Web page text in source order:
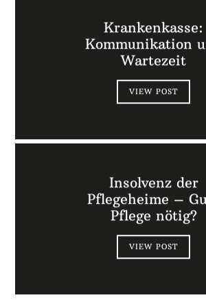
Krankenkasse:
Kommunikation
Wartezeit
VIEW POST
Insolvenz der
Pflegeheime –
Pflege nötig?
VIEW POST